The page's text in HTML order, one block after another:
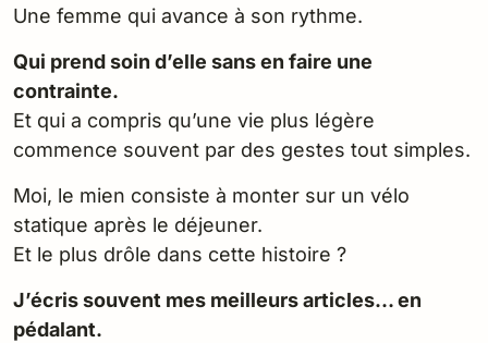
Une femme qui avance à son rythme.
Qui prend soin d’elle sans en faire une
contrainte.
Et qui a compris qu’une vie plus légère
commence souvent par des gestes tout simples.
Moi, le mien consiste à monter sur un vélo
statique après le déjeuner.
Et le plus drôle dans cette histoire ?
J’écris souvent mes meilleurs articles… en
pédalant.